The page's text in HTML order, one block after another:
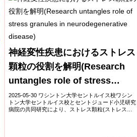
神経変性疾患におけるストレス
顆粒の役割を解明(Research
untangles role of stress
granules in
neurodegenerative disease)
2025-05-30 ワシントン大学セントルイス校ワシン
トン大学セントルイス校とセントジュード小児研究
病院の共同研究により、ストレス顆粒(ストレスグ